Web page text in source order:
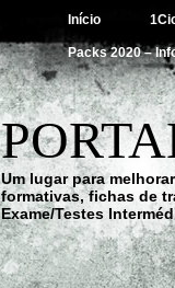
Início
Packs 2020 –
Um lugar para
formativas, fichas de
Exame/Testes